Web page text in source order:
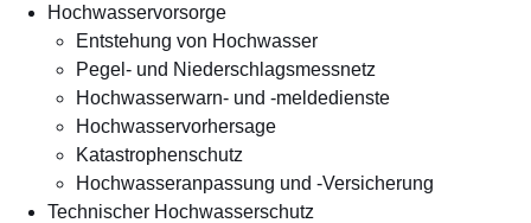
Hochwasservorsorge
Entstehung von Hochwasser
Pegel- und Niederschlagsmessnetz
Hochwasserwarn- und -meldedienste
Hochwasservorhersage
Katastrophenschutz
Hochwasseranpassung­ und­ -Versicherung
Technischer Hochwasserschutz